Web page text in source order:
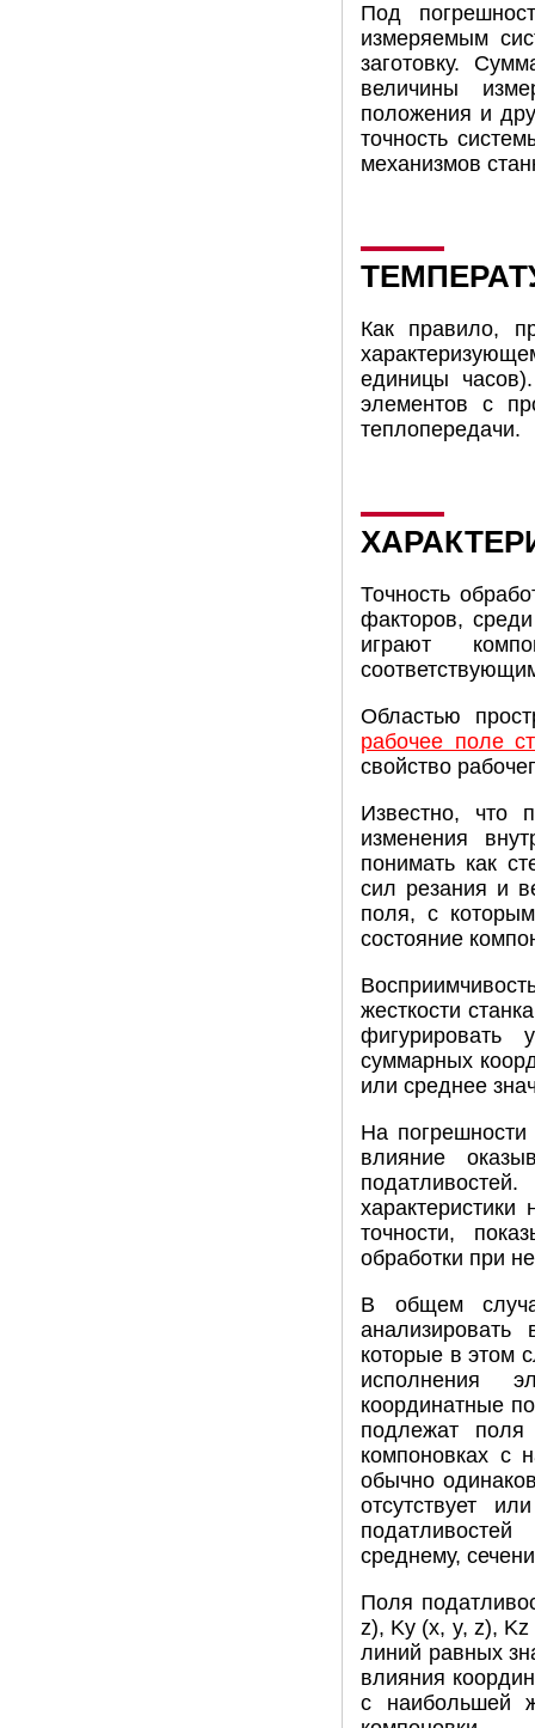
Под
измеряемым
заготовку.
величины
положения и
точность
механизмов
Как правило,
единицы
элементов с
теплопередачи.
Точность
факторов,
играют
Областью
рабочее поле
свойство
Известно, что
изменения
понимать как
сил резания и
поля, с
состояние
жесткости
фигурировать
суммарных
или среднее
На погрешности
влияние
точности,
обработки при
В общем
которые в этом
исполнения
координатные
подлежат
компоновках с
обычно
отсутствует
среднему,
Поля
z), Ky (x, y, z),
линий равных
влияния
с наибольшей